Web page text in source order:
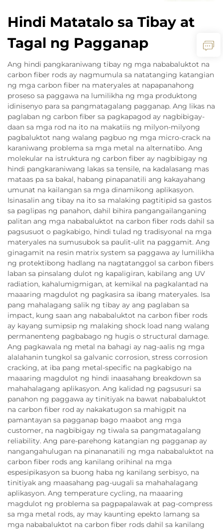
Hindi Matatalo sa Tibay at
Tagal ng Pagganap
Ang hindi pangkaraniwang tibay ng mga nababaluktot na
carbon fiber rods ay nagmumula sa natatanging katangian
ng mga carbon fiber na materyales at napapanahong
proseso sa paggawa na lumilikha ng mga produktong
idinisenyo para sa pangmatagalang pagganap. Ang likas na
paglaban ng carbon fiber sa pagkapagod ay nagbibigay-
daan sa mga rod na ito na makatiis ng milyon-milyong
pagbaluktot nang walang pagbuo ng mga micro-crack na
karaniwang problema sa mga metal na alternatibo. Ang
molekular na istruktura ng carbon fiber ay nagbibigay ng
hindi pangkaraniwang lakas sa tensile, na kadalasang mas
mataas pa sa bakal, habang pinapanatili ang kakayahang
umunat na kailangan sa mga dinamikong aplikasyon.
Isinasalin ang tibay na ito sa malaking pagtitipid sa gastos
sa paglipas ng panahon, dahil bihira pangangailanganing
palitan ang mga nababaluktot na carbon fiber rods dahil sa
pagsusuot o pagkabigo, hindi tulad ng tradisyonal na mga
materyales na sumusubok sa paulit-ulit na paggamit. Ang
ginagamit na resin matrix system sa paggawa ay lumilikha
ng protektibong hadlang na nagtatanggol sa carbon fibers
laban sa pinsalang dulot ng kapaligiran, kabilang ang UV
radiation, kahalumigmigan, at kemikal na pagkalantad na
maaaring magdulot ng pagkasira sa ibang materyales. Isa
pang mahalagang salik ng tibay ay ang paglaban sa
impact, kung saan ang nababaluktot na carbon fiber rods
ay kayang sumipsip ng malaking shock load nang walang
permanenteng pagbabago ng hugis o structural damage.
Ang pagkawala ng metal na bahagi ay nag-aalis ng mga
alalahanin tungkol sa galvanic corrosion, stress corrosion
cracking, at iba pang metal-specific na pagkabigo na
maaaring magdulot ng hindi inaasahang breakdown sa
mahahalagang aplikasyon. Ang kalidad ng pagsusuri sa
panahon ng paggawa ay tinitiyak na bawat nababaluktot
na carbon fiber rod ay nakakatugon sa mahigpit na
pamantayan sa pagganap bago maabot ang mga
customer, na nagbibigay ng tiwala sa pangmatagalang
reliability. Ang pare-parehong katangian ng pagganap ay
nangangahulugan na pinananatili ng mga nababaluktot na
carbon fiber rods ang kanilang orihinal na mga
espesipikasyon sa buong haba ng kanilang serbisyo, na
tinitiyak ang maasahang pag-uugali sa mahahalagang
aplikasyon. Ang temperature cycling, na maaaring
magdulot ng problema sa pagpapalawak at pag-compress
sa mga metal rods, ay may kaunting epekto lamang sa
mga nababaluktot na carbon fiber rods dahil sa kanilang